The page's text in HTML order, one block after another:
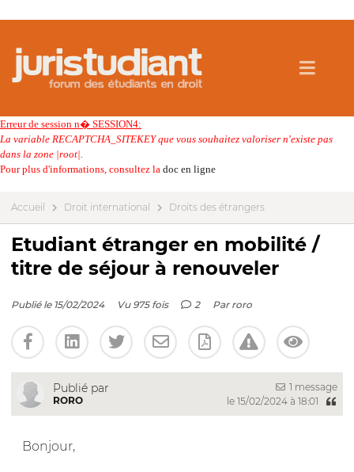
Erreur de session n� SESSION4:
La variable RECAPTCHA_SITEKEY que vous souhaitez valoriser n'existe pas
dans la zone |root|.
Pour plus d'informations, consultez la doc en ligne
Accueil Droit international Droits des étrangers
Etudiant étranger en mobilité /
titre de séjour à renouveler
Publié le 15/02/2024 Vu 975 fois 2 Par roro
Publié par
RORO
1 message
le 15/02/2024 à 18:01
Bonjour,